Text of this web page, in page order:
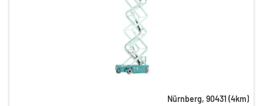
Nürnberg, 90431 (4km)